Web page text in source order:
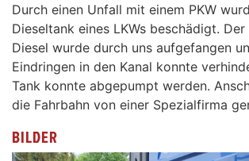
Durch einen Unfall mit einem PKW
Dieseltank eines LKWs beschädigt.
Diesel wurde durch uns aufgefangen
Eindringen in den Kanal konnte
Tank konnte abgepumpt werden.
die Fahrbahn von einer Spezialfirma
BILDER